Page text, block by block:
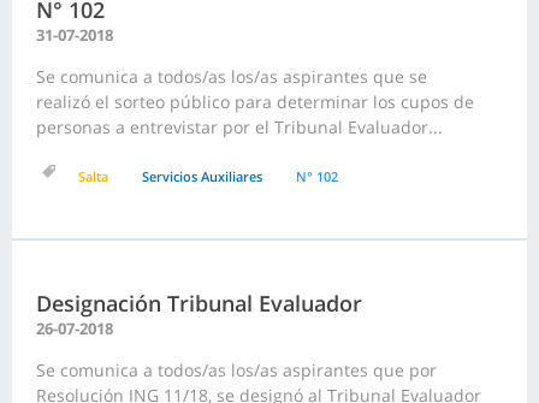
N° 102
31-07-2018
Se comunica a todos/as los/as aspirantes que se
realizó el sorteo público para determinar los cupos de
personas a entrevistar por el Tribunal Evaluador...
Salta Servicios Auxiliares N° 102
Designación Tribunal Evaluador
26-07-2018
Se comunica a todos/as los/as aspirantes que por
Resolución ING 11/18, se designó al Tribunal Evaluador